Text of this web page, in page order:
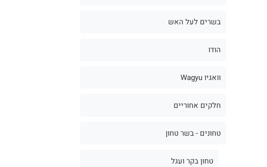
בשרים לעל האש
הודו
וואגיו Wagyu
חלקים אחוריים
טחונים - בשר טחון
טחון בקר ועגל